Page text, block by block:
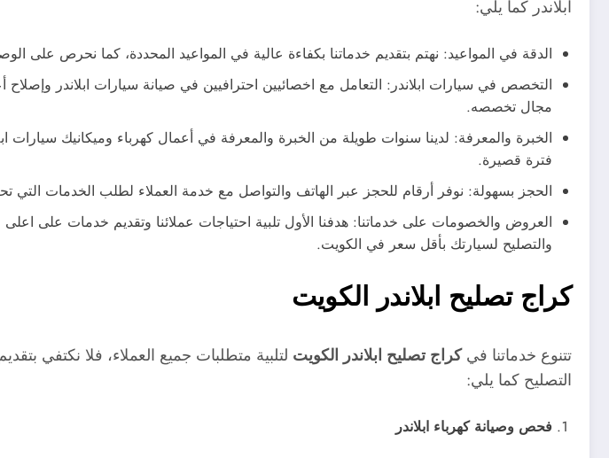
ابلاندر كما يلي:
الدقة في المواعيد: نهتم بتقديم خدماتنا بكفاءة عالية في المواعيد المحددة، كما نحرص على
التخصص في سيارات ابلاندر: التعامل مع اخصائيين احترافيين في صيانة سيارات ابلاندر
مجال تخصصه.
الخبرة والمعرفة: لدينا سنوات طويلة من الخبرة والمعرفة في أعمال كهرباء وميكانيك سيارات
فترة قصيرة.
الحجز بسهولة: نوفر أرقام للحجز عبر الهاتف والتواصل مع خدمة العملاء لطلب الخدمات التي
العروض والخصومات على خدماتنا: هدفنا الأول تلبية احتياجات عملائنا وتقديم خدمات على
والتصليح لسيارتك بأقل سعر في الكويت.
كراج تصليح ابلاندر الكويت
تتنوع خدماتنا فيكراج تصليح ابلاندر الكويت لتلبية متطلبات جميع العملاء، فلا نكتفي
التصليح كما يلي:
فحص وصيانة كهرباء ابلاندر